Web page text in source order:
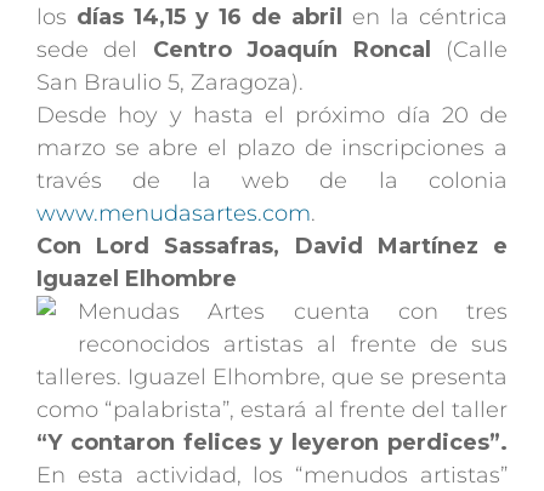
los días 14,15 y 16 de abril en la céntrica
sede del
Centro Joaquín Roncal
(Calle
San Braulio 5, Zaragoza).
Desde hoy y hasta el próximo día 20 de
marzo se abre el plazo de inscripciones a
través de la web de la colonia
www.menudasartes.com.
Con Lord Sassafras, David Martínez e
Iguazel Elhombre
Menudas Artes cuenta con tres
reconocidos artistas al frente de sus
talleres. Iguazel Elhombre, que se presenta
como “palabrista”, estará al frente del taller
“Y contaron felices y leyeron perdices”.
En esta actividad, los “menudos artistas”